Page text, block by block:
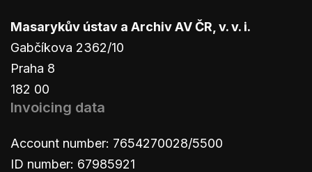
Masarykův ústav a Archiv AV ČR, v. v. i.
Gabčíkova 2362/10
Praha 8
182 00
Invoicing data
Account number: 7654270028/5500
ID number: 67985921